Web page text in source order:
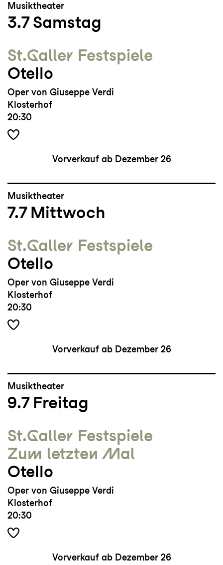
Musiktheater
3.7Samstag
St.Galler Festspiele
Otello
Oper von Giuseppe Verdi
Klosterhof
20:30
Vorverkauf ab Dezember 26
Musiktheater
7.7 Mittwoch
St.Galler Festspiele
Otello
Oper von Giuseppe Verdi
Klosterhof
20:30
Vorverkauf ab Dezember 26
Musiktheater
9.7 Freitag
St.Galler Festspiele
Zum letzten Mal
Otello
Oper von Giuseppe Verdi
Klosterhof
20:30
Vorverkauf ab Dezember 26